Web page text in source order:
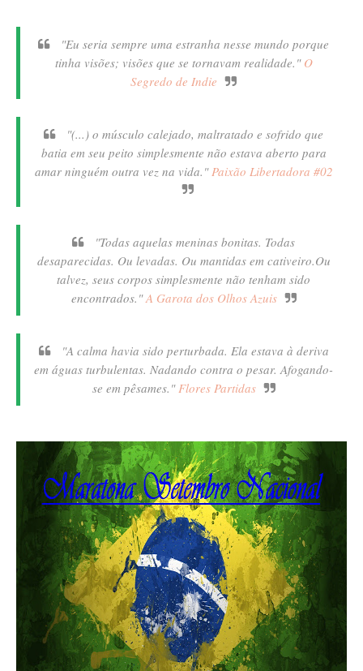
"Eu seria sempre uma estranha nesse mundo porque
tinha visões; visões que se tornavam realidade." O
Segredo de Indie
"(...) o músculo calejado, maltratado e sofrido que
batia em seu peito simplesmente não estava aberto para
amar ninguém outra vez na vida." Paixão Libertadora #02
"Todas aquelas meninas bonitas. Todas
desaparecidas. Ou levadas. Ou mantidas em cativeiro.Ou
talvez, seus corpos simplesmente não tenham sido
encontrados."A Garota dos Olhos Azuis
"A calma havia sido perturbada. Ela estava à deriva
em águas turbulentas. Nadando contra o pesar. Afogando-
se em pêsames." Flores Partidas